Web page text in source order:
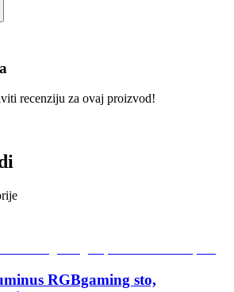
recenziju za ovaj proizvod!
RGBgaming sto,